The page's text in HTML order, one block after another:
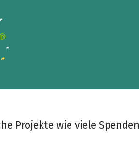
Projekte wie viele Spenden